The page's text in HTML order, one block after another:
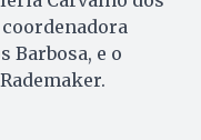
coordenadora
Barbosa, e o